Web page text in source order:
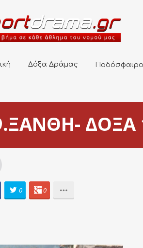
Δόξα Δράμας Ποδόσφαιρο
ΔΟΞΑ
0 0